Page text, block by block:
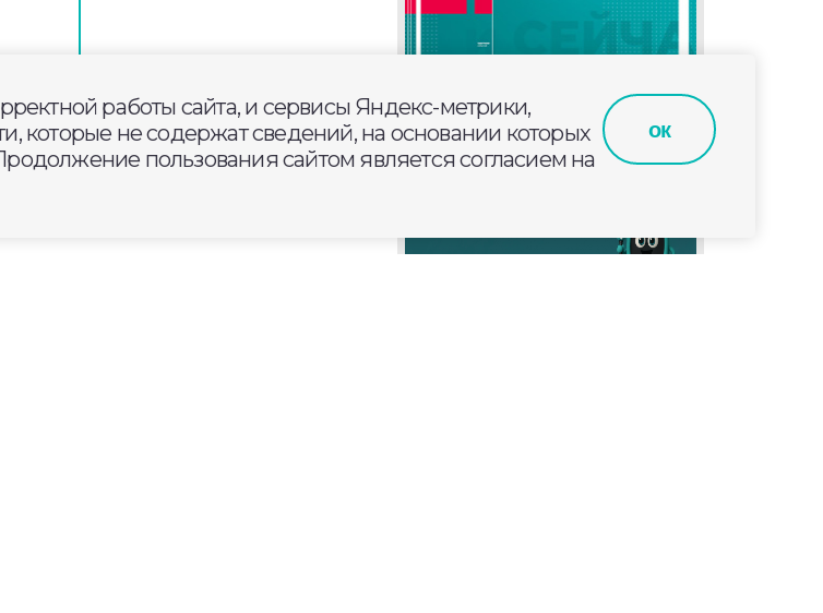
работы сайта, и сервисы Яндекс-метрики,
которые не содержат сведений, на основании которых
пользования сайтом является согласием на
ок